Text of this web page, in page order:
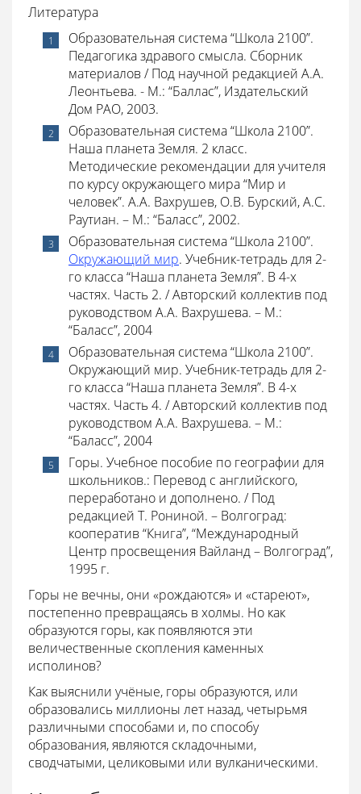
Литература
Образовательная система “Школа 2100”.
Педагогика здравого смысла. Сборник
материалов / Под научной редакцией А.А.
Леонтьева. - М.: “Баллас”, Издательский
Дом РАО, 2003.
Образовательная система “Школа 2100”.
Наша планета Земля. 2 класс.
Методические рекомендации для учителя
по курсу окружающего мира “Мир и
человек”. А.А. Вахрушев, О.В. Бурский, А.С.
Раутиан. – М.: “Баласс”, 2002.
Образовательная система “Школа 2100”.
Окружающий мир. Учебник-тетрадь для 2-
го класса “Наша планета Земля”. В 4-х
частях. Часть 2. / Авторский коллектив под
руководством А.А. Вахрушева. – М.:
“Баласс”, 2004
Образовательная система “Школа 2100”.
Окружающий мир. Учебник-тетрадь для 2-
го класса “Наша планета Земля”. В 4-х
частях. Часть 4. / Авторский коллектив под
руководством А.А. Вахрушева. – М.:
“Баласс”, 2004
Горы. Учебное пособие по географии для
школьников.: Перевод с английского,
переработано и дополнено. / Под
редакцией Т. Рониной. – Волгоград:
кооператив “Книга”, “Международный
Центр просвещения Вайланд – Волгоград”,
1995 г.
Горы не вечны, они «рождаются» и «стареют»,
постепенно превращаясь в холмы. Но как
образуются горы, как появляются эти
величественные скопления каменных
исполинов?
Как выяснили учёные, горы образуются, или
образовались миллионы лет назад, четырьмя
различными способами и, по способу
образования, являются складочными,
сводчатыми, целиковыми или вулканическими.